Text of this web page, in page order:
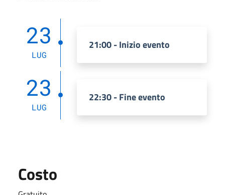
23
LUG
21:00 - Inizio evento
23
LUG
22:30 - Fine evento
Costo